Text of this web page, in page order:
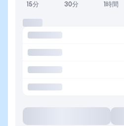
15分 30分 1時間